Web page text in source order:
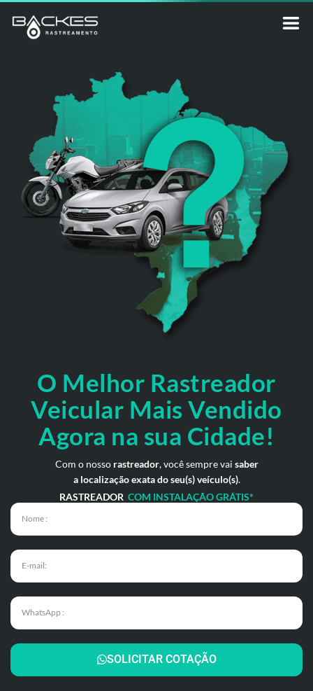
O Melhor Rastreador
Veicular Mais Vendido
Agora na sua Cidade!
Com o nosso rastreador, você sempre vai saber
a localização exata do seu(s) veículo(s).
RASTREADOR COM INSTALAÇÃO GRÁTIS*
SOLICITAR COTAÇÃO